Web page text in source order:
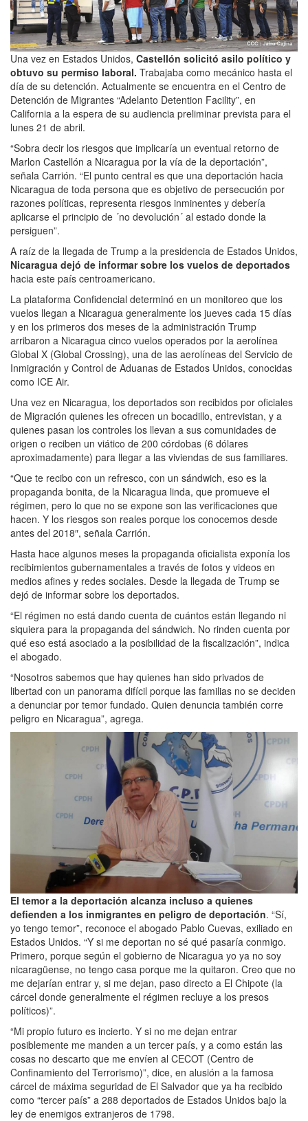
Una vez en Estados Unidos, Castellón solicitó asilo político y
obtuvo su permiso laboral. Trabajaba como mecánico hasta el
día de su detención. Actualmente se encuentra en el Centro de
Detención de Migrantes “Adelanto Detention Facility”, en
California a la espera de su audiencia preliminar prevista para el
lunes 21 de abril.
“Sobra decir los riesgos que implicaría un eventual retorno de
Marlon Castellón a Nicaragua por la vía de la deportación”,
señala Carrión. “El punto central es que una deportación hacia
Nicaragua de toda persona que es objetivo de persecución por
razones políticas, representa riesgos inminentes y debería
aplicarse el principio de ´no devolución´ al estado donde la
persiguen”.
A raíz de la llegada de Trump a la presidencia de Estados Unidos,
Nicaragua dejó de informar sobre los vuelos de deportados
hacia este país centroamericano.
La plataforma Confidencial determinó en un monitoreo que los
vuelos llegan a Nicaragua generalmente los jueves cada 15 días
y en los primeros dos meses de la administración Trump
arribaron a Nicaragua cinco vuelos operados por la aerolínea
Global X (Global Crossing), una de las aerolíneas del Servicio de
Inmigración y Control de Aduanas de Estados Unidos, conocidas
como ICE Air.
Una vez en Nicaragua, los deportados son recibidos por oficiales
de Migración quienes les ofrecen un bocadillo, entrevistan, y a
quienes pasan los controles los llevan a sus comunidades de
origen o reciben un viático de 200 córdobas (6 dólares
aproximadamente) para llegar a las viviendas de sus familiares.
“Que te recibo con un refresco, con un sándwich, eso es la
propaganda bonita, de la Nicaragua linda, que promueve el
régimen, pero lo que no se expone son las verificaciones que
hacen. Y los riesgos son reales porque los conocemos desde
antes del 2018″, señala Carrión.
Hasta hace algunos meses la propaganda oficialista exponía los
recibimientos gubernamentales a través de fotos y videos en
medios afines y redes sociales. Desde la llegada de Trump se
dejó de informar sobre los deportados.
“El régimen no está dando cuenta de cuántos están llegando ni
siquiera para la propaganda del sándwich. No rinden cuenta por
qué eso está asociado a la posibilidad de la fiscalización”, indica
el abogado.
“Nosotros sabemos que hay quienes han sido privados de
libertad con un panorama difícil porque las familias no se deciden
a denunciar por temor fundado. Quien denuncia también corre
peligro en Nicaragua”, agrega.
El temor a la deportación alcanza incluso a quienes
defienden a los inmigrantes en peligro de deportación. “Sí,
yo tengo temor”, reconoce el abogado Pablo Cuevas, exiliado en
Estados Unidos. “Y si me deportan no sé qué pasaría conmigo.
Primero, porque según el gobierno de Nicaragua yo ya no soy
nicaragüense, no tengo casa porque me la quitaron. Creo que no
me dejarían entrar y, si me dejan, paso directo a El Chipote (la
cárcel donde generalmente el régimen recluye a los presos
políticos)”.
“Mi propio futuro es incierto. Y si no me dejan entrar
posiblemente me manden a un tercer país, y a como están las
cosas no descarto que me envíen al CECOT (Centro de
Confinamiento del Terrorismo)”, dice, en alusión a la famosa
cárcel de máxima seguridad de El Salvador que ya ha recibido
como “tercer país” a 288 deportados de Estados Unidos bajo la
ley de enemigos extranjeros de 1798.